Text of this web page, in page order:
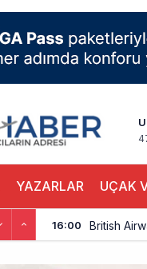
YAZARLAR UÇAK
16:00 British